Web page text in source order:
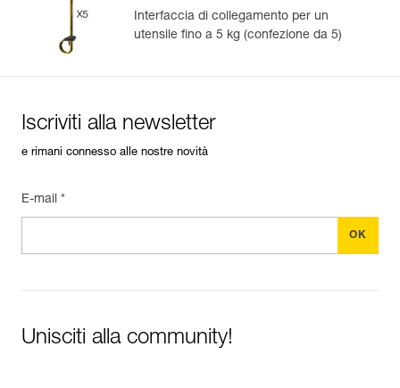
Interfaccia di collegamento per un
utensile fino a 5 kg (confezione da 5)
Iscriviti alla newsletter
e rimani connesso alle nostre novità
E-mail *
Unisciti alla community!